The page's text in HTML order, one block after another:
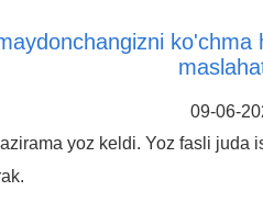
09-06-
yoz keldi. Yoz fasli